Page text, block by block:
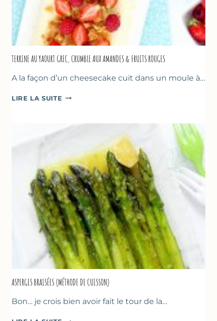
TERRINE AU YAOURT GREC, CRUMBLE AUX AMANDES & FRUITS ROUGES
A la façon d’un cheesecake cuit dans un moule à…
LIRE LA SUITE TERRINE
GREC,
AMANDES
&
FRUITS
ROUGES
ASPERGES BRAISÉES (MÉTHODE DE CUISSON)
Bon… je crois bien avoir fait le tour de la…
ASPERGES